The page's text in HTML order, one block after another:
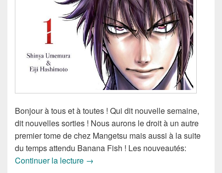
Bonjour à tous et à toutes ! Qui dit nouvelle semaine,
dit nouvelles sorties ! Nous aurons le droit à un autre
premier tome de chez Mangetsu mais aussi à la suite
du temps attendu Banana Fish ! Les nouveautés:
Continuer la lecture Nouveautés Mangas de la semaine
→